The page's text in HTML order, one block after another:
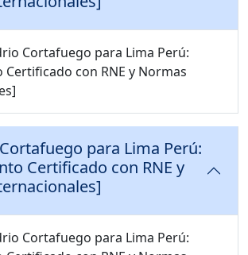
Cortafuego para Lima Perú:
con RNE y Normas
para Lima Perú:
Certificado con RNE y
Cortafuego para Lima Perú: